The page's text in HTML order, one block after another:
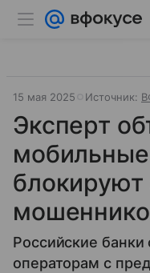
15 мая 2025 Источник:
Эксперт
блокируют
Российские
операторам с